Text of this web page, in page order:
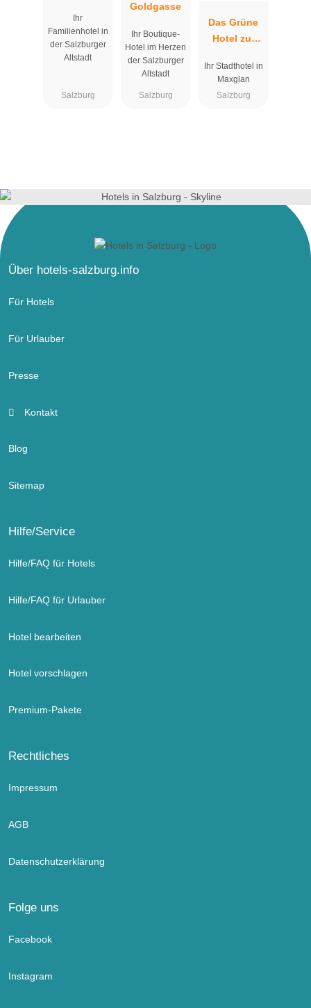
Ihr
Familienhotel in
der Salzburger
Altstadt
Salzburg
Goldgasse
Ihr Boutique-
Hotel im Herzen
der Salzburger
Altstadt
Salzburg
Das Grüne
Hotel zur
BIO
Ihr Stadthotel in
Maxglan
Salzburg
Über hotels-salzburg.info
Für Hotels
Für Urlauber
Presse
Kontakt
Blog
Sitemap
Hilfe/Service
Hilfe/FAQ für Hotels
Hilfe/FAQ für Urlauber
Hotel bearbeiten
Hotel vorschlagen
Premium-Pakete
Rechtliches
Impressum
AGB
Datenschutzerklärung
Folge uns
Facebook
Instagram